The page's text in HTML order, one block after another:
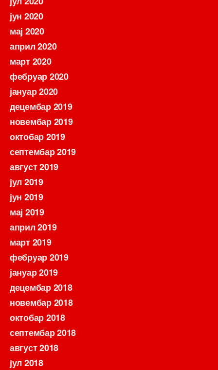
јун 2020
мај 2020
април 2020
март 2020
фебруар 2020
јануар 2020
децембар 2019
новембар 2019
октобар 2019
септембар 2019
август 2019
јул 2019
јун 2019
мај 2019
април 2019
март 2019
фебруар 2019
јануар 2019
децембар 2018
новембар 2018
октобар 2018
септембар 2018
август 2018
јул 2018